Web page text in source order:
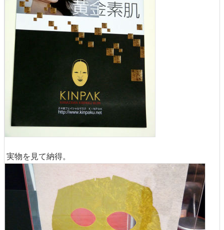
実物を見て納得。